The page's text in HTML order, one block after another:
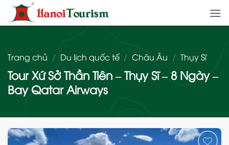
qua
nội
Trang chủ / Du lịch quốc tế / Châu Âu / Thụy Sĩ
Tour Xứ Sở Thần Tiên – Thụy Sĩ – 8 Ngày –
Bay Qatar Airways